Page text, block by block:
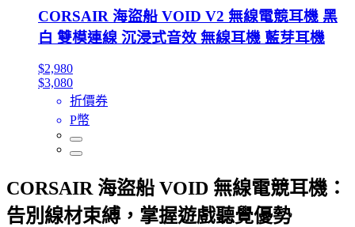
CORSAIR 海盜船 VOID V2 無線電競耳機 黑
白 雙模連線 沉浸式音效 無線耳機 藍芽耳機
$2,980
$3,080
折價券
P幣
CORSAIR 海盜船 VOID 無線電競耳機：
告別線材束縛，掌握遊戲聽覺優勢